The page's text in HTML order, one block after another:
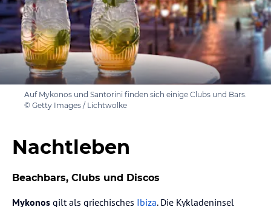
Auf Mykonos und Santorini finden sich einige Clubs und Bars.
© Getty Images / Lichtwolke
Nachtleben
Beachbars, Clubs und Discos
Mykonos gilt als griechisches Ibiza. Die Kykladeninsel